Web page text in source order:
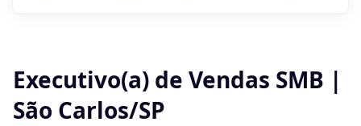
Executivo(a) de Vendas SMB |
São Carlos/SP